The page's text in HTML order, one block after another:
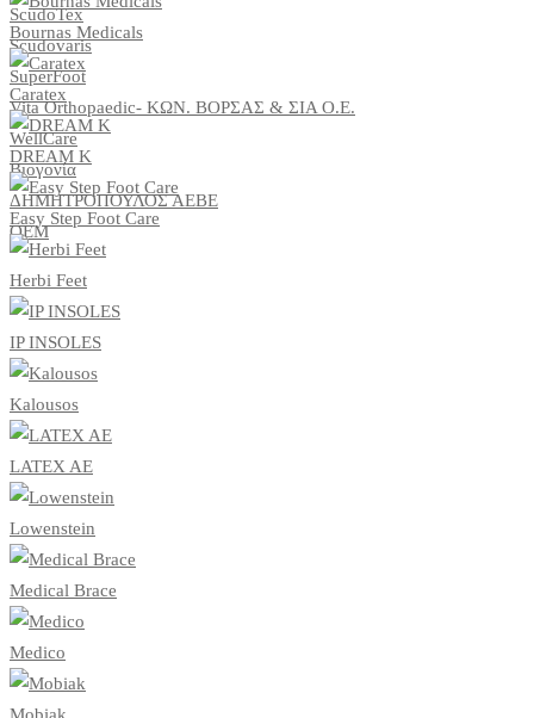
ScudoTex
Scudovaris
SuperFoot
Vita Orthopaedic- ΚΩΝ. ΒΟΡΣΑΣ & ΣΙΑ Ο.Ε.
WellCare
Βιογονία
ΔΗΜΗΤΡΟΠΟΥΛΟΣ ΑΕΒΕ
ΟΕΜ
Bournas Medicals
Caratex
DREAM K
Easy Step Foot Care
Herbi Feet
IP INSOLES
Kalousos
LATEX AE
Lowenstein
Medical Brace
Medico
Mobiak